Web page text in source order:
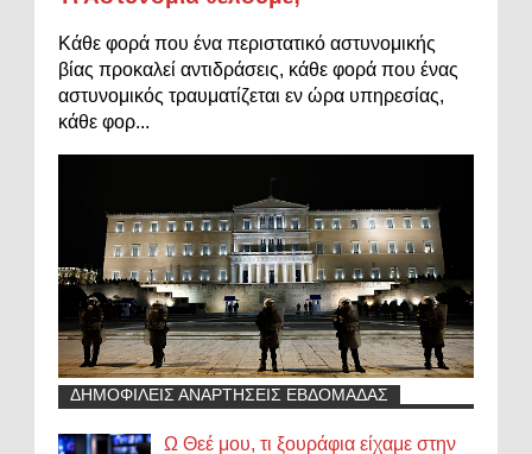
Κάθε φορά που ένα περιστατικό αστυνομικής
βίας προκαλεί αντιδράσεις, κάθε φορά που ένας
αστυνομικός τραυματίζεται εν ώρα υπηρεσίας,
κάθε φορ...
ΔΗΜΟΦΙΛΕΙΣ ΑΝΑΡΤΗΣΕΙΣ ΕΒΔΟΜΑΔΑΣ
Ω Θεέ μου, τι ξουράφια είχαμε στην